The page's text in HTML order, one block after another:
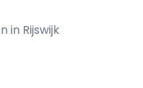
in Rijswijk